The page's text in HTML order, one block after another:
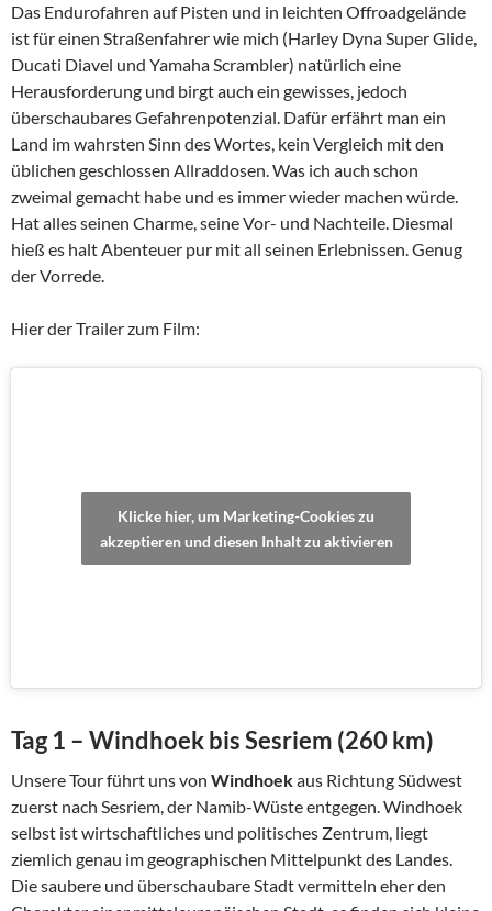
Das Endurofahren auf Pisten und in leichten Offroadgelände
ist für einen Straßenfahrer wie mich (Harley Dyna Super Glide,
Ducati Diavel und Yamaha Scrambler) natürlich eine
Herausforderung und birgt auch ein gewisses, jedoch
überschaubares Gefahrenpotenzial. Dafür erfährt man ein
Land im wahrsten Sinn des Wortes, kein Vergleich mit den
üblichen geschlossen Allraddosen. Was ich auch schon
zweimal gemacht habe und es immer wieder machen würde.
Hat alles seinen Charme, seine Vor- und Nachteile. Diesmal
hieß es halt Abenteuer pur mit all seinen Erlebnissen. Genug
der Vorrede.
Hier der Trailer zum Film:
Klicke hier, um Marketing-Cookies zu
akzeptieren und diesen Inhalt zu aktivieren
Tag 1 – Windhoek bis Sesriem (260 km)
Unsere Tour führt uns von Windhoekaus Richtung Südwest
zuerst nach Sesriem, der Namib-Wüste entgegen. Windhoek
selbst ist wirtschaftliches und politisches Zentrum, liegt
ziemlich genau im geographischen Mittelpunkt des Landes.
Die saubere und überschaubare Stadt vermitteln eher den